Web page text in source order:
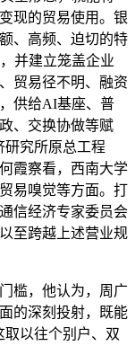
现的贸易使用。银
、高频、迫切的特
并建立笼盖企业
贸易径不明、融资
供给AI基座、普
、交换协做等赋
研究所原总工程
霞察看，西南大学
易嗅觉等方面。打
信经济专家委员会
至跨越上述营业规
槛，他认为，周广
的深刻投射，既能
取以往个别户、双